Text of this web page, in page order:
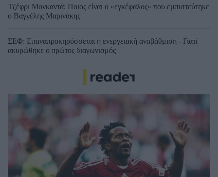
Τζέφρι Μονκαντά: Ποιος είναι ο «εγκέφαλος» που εμπιστεύτηκε
ο Βαγγέλης Μαρινάκης
ΣΕΦ: Επαναπροκηρύσσεται η ενεργειακή αναβάθμιση - Γιατί
ακυρώθηκε ο πρώτος διαγωνισμός